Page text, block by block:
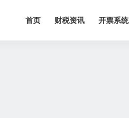
首页 财税资讯 开票系统